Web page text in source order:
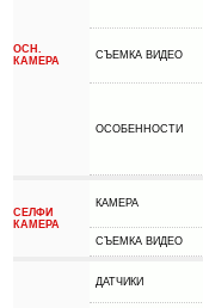
ОСН.
КАМЕРА
СЪЕМКА ВИДЕО
ОСОБЕННОСТИ
СЕЛФИ
КАМЕРА
КАМЕРА
СЪЕМКА ВИДЕО
ДАТЧИКИ